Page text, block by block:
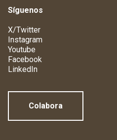
Síguenos
X/Twitter
Instagram
Youtube
Facebook
LinkedIn
Colabora